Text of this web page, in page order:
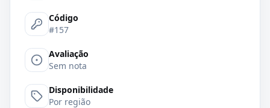
Código
#157
Avaliação
Sem nota
Disponibilidade
Por região